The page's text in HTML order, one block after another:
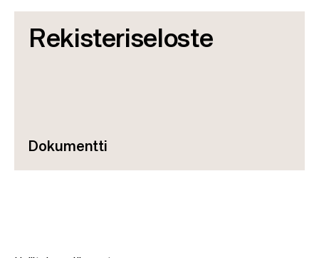
Rekisteriseloste
Dokumentti